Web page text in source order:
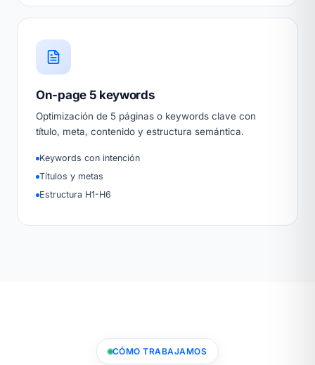
On-page 5 keywords
Optimización de 5 páginas o keywords clave con
título, meta, contenido y estructura semántica.
Keywords con intención
Títulos y metas
Estructura H1-H6
CÓMO TRABAJAMOS